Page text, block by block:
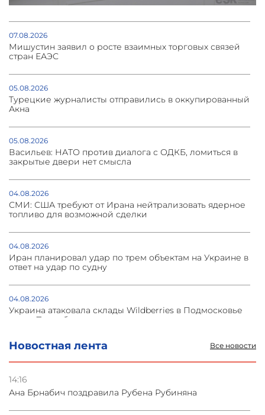
Новостная лента Все новости
14:16
Ана Брнабич поздравила Рубена Рубиняна
07.08.2026
Мишустин заявил о росте взаимных торговых связей
стран ЕАЭС
05.08.2026
Турецкие журналисты отправились в оккупированный
Акна
05.08.2026
Васильев: НАТО против диалога с ОДКБ, ломиться в
закрытые двери нет смысла
04.08.2026
СМИ: США требуют от Ирана нейтрализовать ядерное
топливо для возможной сделки
04.08.2026
Иран планировал удар по трем объектам на Украине в
ответ на удар по судну
04.08.2026
Украина атаковала склады Wildberries в Подмосковье
и под Петербургом
03.08.2026
Стратегия безопасности ОДКБ допускает применение